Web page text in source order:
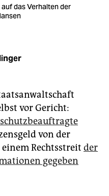
das Verhalten der
vor Gericht:
von der
Rechtsstreit der
gegeben